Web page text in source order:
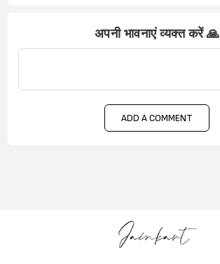
अपनी भावनाएं व्यक्त करें 🙏
ADD A COMMENT